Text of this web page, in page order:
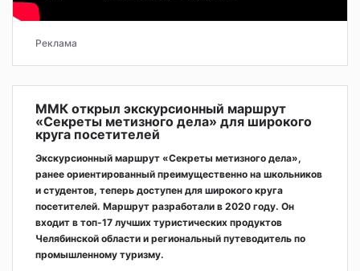
Реклама
ММК открыл экскурсионный маршрут
«Секреты метизного дела» для широкого
круга посетителей
Экскурсионный маршрут «Секреты метизного дела»,
ранее ориентированный преимущественно на школьников
и студентов, теперь доступен для широкого круга
посетителей. Маршрут разработали в 2020 году. Он
входит в топ-17 лучших туристических продуктов
Челябинской области и региональный путеводитель по
промышленному туризму.